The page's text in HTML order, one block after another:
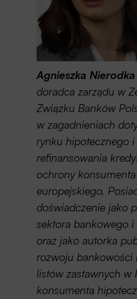
Agnieszka Nierodka
doradca zarządu w
Związku Banków
w zagadnieniach
rynku hipotecznego
refinansowania
ochrony
europejskiego.
doświadczenie jako
sektora bankowego
oraz jako autorka
rozwoju bankowości
listów zastawnych w
konsumenta